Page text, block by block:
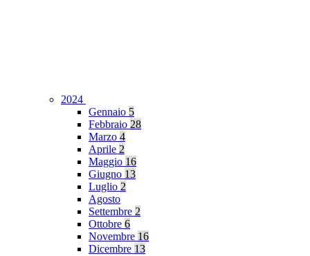
2024
Gennaio 5
Febbraio 28
Marzo 4
Aprile 2
Maggio 16
Giugno 13
Luglio 2
Agosto
Settembre 2
Ottobre 6
Novembre 16
Dicembre 13